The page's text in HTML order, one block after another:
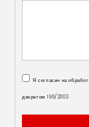
Я согласен на
декретом 196/2003.